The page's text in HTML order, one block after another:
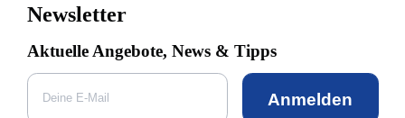
Newsletter
Aktuelle Angebote, News & Tipps
Anmelden